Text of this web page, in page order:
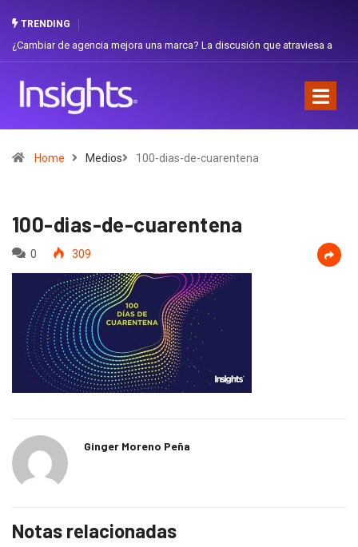
TRENDING
¿Cambiar de agencia mejora una marca? La discusión que atraviesa a
Home Medios 100-dias-de-cuarentena
100-dias-de-cuarentena
0 309
Ginger Moreno Peña
Notas relacionadas